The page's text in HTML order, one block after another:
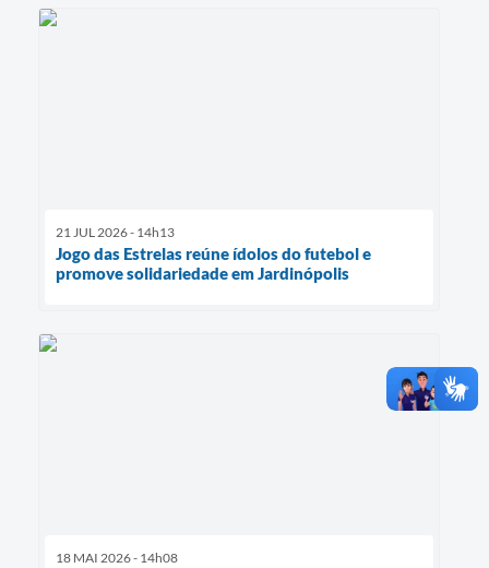
21 JUL 2026 - 14h13
Jogo das Estrelas reúne ídolos do futebol e
promove solidariedade em Jardinópolis
18 MAI 2026 - 14h08